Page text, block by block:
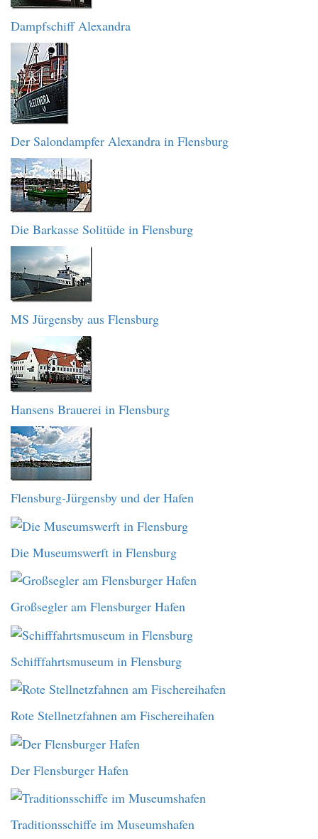
Dampfschiff Alexandra
Der Salondampfer Alexandra in Flensburg
Die Barkasse Solitüde in Flensburg
MS Jürgensby aus Flensburg
Hansens Brauerei in Flensburg
Flensburg-Jürgensby und der Hafen
Die Museumswerft in Flensburg
Großsegler am Flensburger Hafen
Schifffahrtsmuseum in Flensburg
Rote Stellnetzfahnen am Fischereihafen
Der Flensburger Hafen
Traditionsschiffe im Museumshafen